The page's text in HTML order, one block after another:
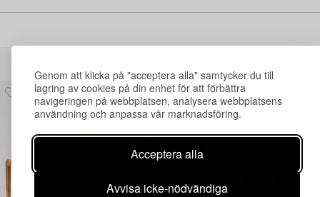
Genom att klicka på "acceptera alla" samtycker du till
lagring av cookies på din enhet för att förbättra
navigeringen på webbplatsen, analysera webbplatsens
användning och anpassa vår marknadsföring.
Acceptera alla
Avvisa icke-nödvändiga